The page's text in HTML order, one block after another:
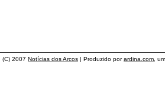
(C) 2007 Notícias dos Arcos | Produzido porardina.com ,